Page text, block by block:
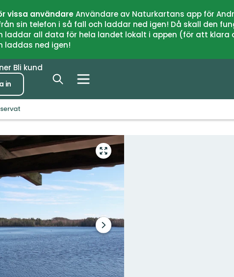
vissa användareAnvändare av Naturkartans app för
sin telefon i så fall och laddar ned igen! Då skall den
laddar all data för hela landet lokalt i appen (för att
laddas ned igen!
Bli kund
in
Gå
till
Nästa
bildspel